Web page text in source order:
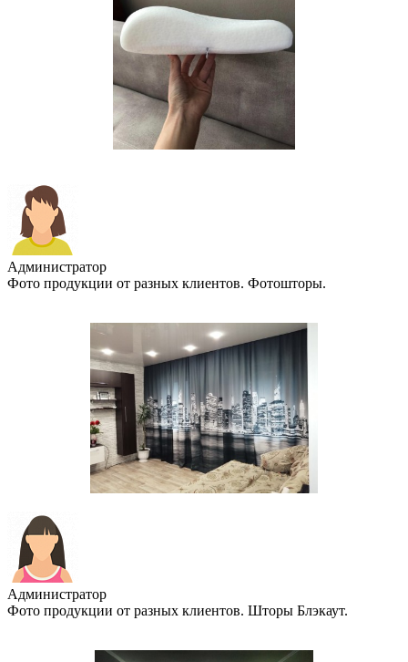
Администратор
Фото продукции от разных клиентов. Фотошторы.
Администратор
Фото продукции от разных клиентов. Шторы Блэкаут.